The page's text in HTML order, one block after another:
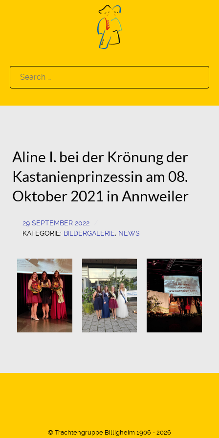
Search
for:
Aline I. bei der Krönung der
Kastanienprinzessin am 08.
Oktober 2021 in Annweiler
29 SEPTEMBER 2022
KATEGORIE: BILDERGALERIE, NEWS
© Trachtengruppe Billigheim 1906 - 2026